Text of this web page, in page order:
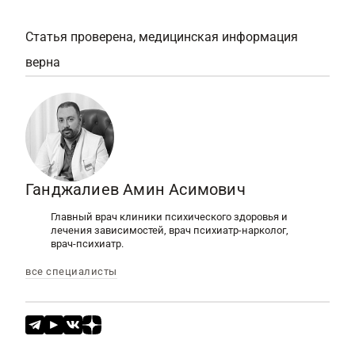
при планировании терапии врач
кальцийсодержащие медикаменты.
Аналогичный эффект отмечается у
противосудорожных средств,
тетрациклиновых антибиотиков,
цитостатиков.
Статья проверена, медицинская информация
верна
Ганджалиев Амин Асимович
Главный врач клиники психического здоровья и
лечения зависимостей, врач психиатр-нарколог,
врач-психиатр.
все специалисты